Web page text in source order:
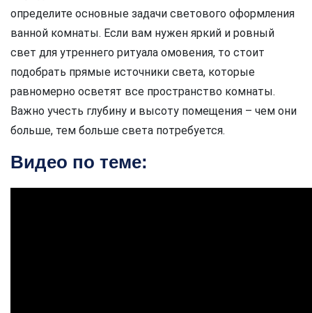
определите основные задачи светового оформления
ванной комнаты. Если вам нужен яркий и ровный
свет для утреннего ритуала омовения, то стоит
подобрать прямые источники света, которые
равномерно осветят все пространство комнаты.
Важно учесть глубину и высоту помещения – чем они
больше, тем больше света потребуется.
Видео по теме: